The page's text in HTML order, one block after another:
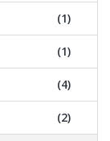
(1)
(1)
(4)
(2)